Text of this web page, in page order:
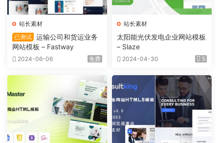
站长素材
已测试 运输公司和货运业务
网站模板 – Fastway
2024-06-06 免费
站长素材
太阳能光伏发电企业网站模板
– Slaze
2024-04-30 5